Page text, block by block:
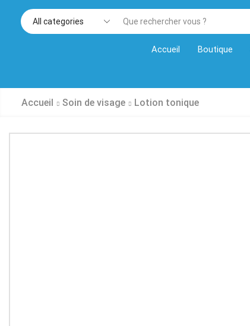
Accueil Boutique
Accueil Soin de visage Lotion tonique